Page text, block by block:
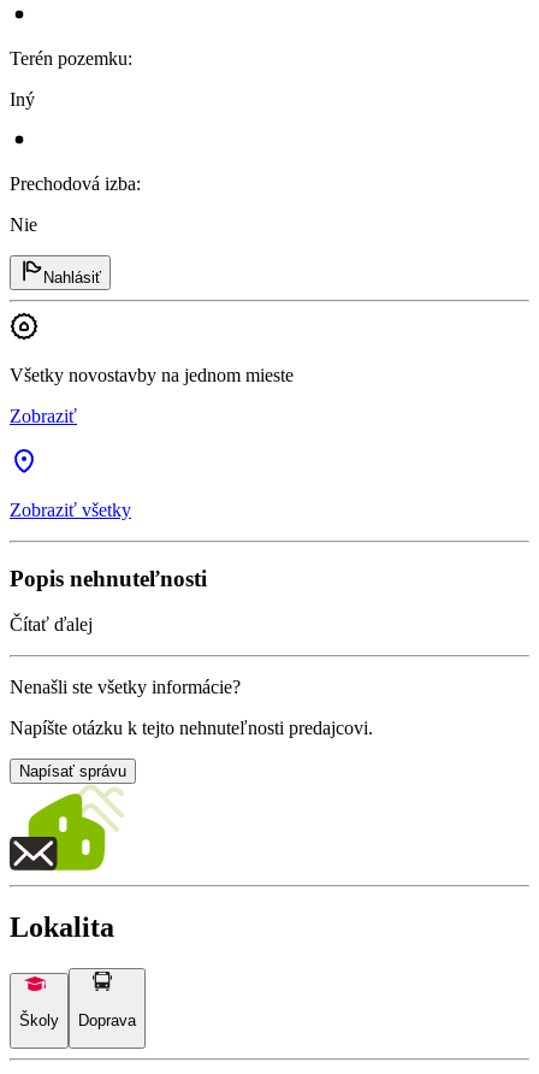
Terén pozemku:
Iný
Prechodová izba:
Nie
Nahlásiť
Všetky novostavby na jednom mieste
Zobraziť
Zobraziť všetky
Popis nehnuteľnosti
Čítať ďalej
Nenašli ste všetky informácie?
Napíšte otázku k tejto nehnuteľnosti predajcovi.
Napísať správu
Lokalita
Školy Doprava